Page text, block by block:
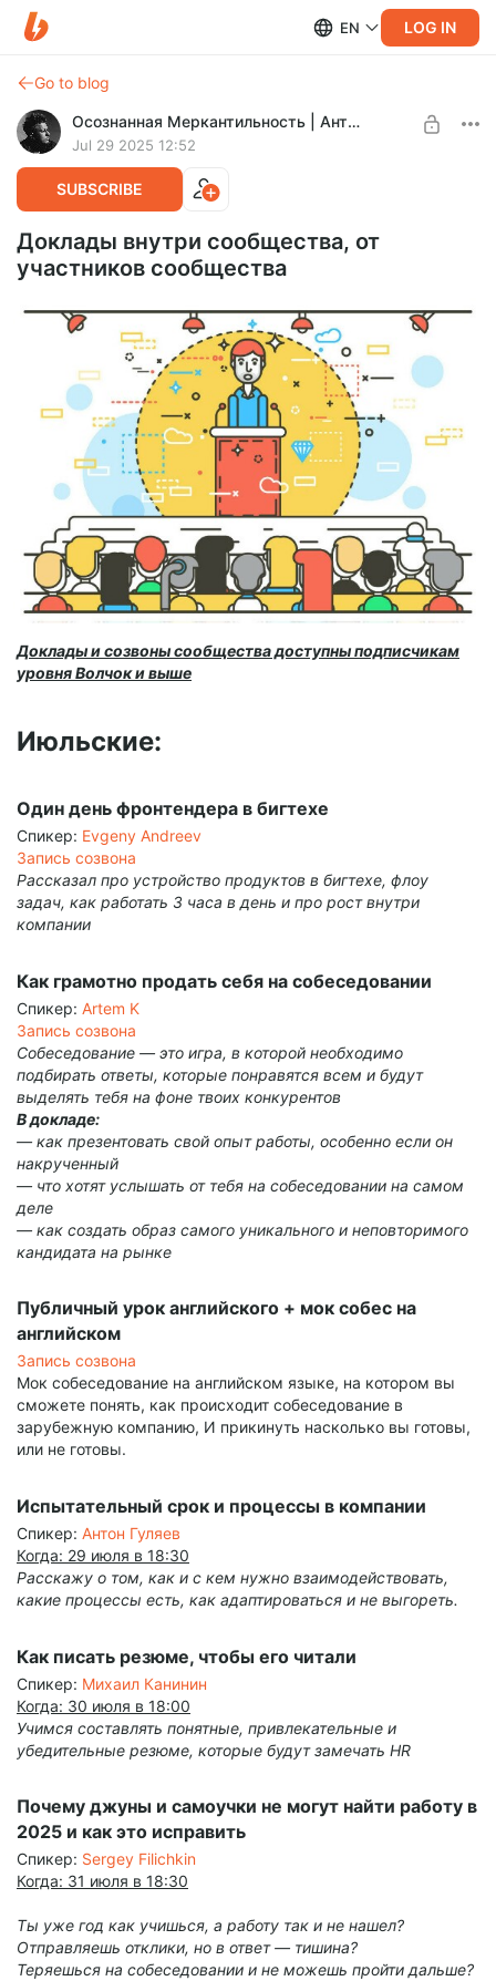
EN LOG IN
Go to blog
Осознанная Меркантильность | Антон Назаров
Jul 29 2025 12:52
SUBSCRIBE
Доклады внутри сообщества, от
участников сообщества
Доклады и созвоны сообщества доступны подписчикам
уровня Волчок и выше
Июльские:
Один день фронтендера в бигтехе
Спикер: Evgeny Andreev
Запись созвона
Рассказал про устройство продуктов в бигтехе, флоу
задач, как работать 3 часа в день и про рост внутри
компании
Как грамотно продать себя на собеседовании
Спикер: Artem K
Запись созвона
Собеседование — это игра, в которой необходимо
подбирать ответы, которые понравятся всем и будут
выделять тебя на фоне твоих конкурентов
В докладе:
— как презентовать свой опыт работы, особенно если он
накрученный
— что хотят услышать от тебя на собеседовании на самом
деле
— как создать образ самого уникального и неповторимого
кандидата на рынке
Публичный урок английского + мок собес на
английском
Запись созвона
Мок собеседование на английском языке, на котором вы
сможете понять, как происходит собеседование в
зарубежную компанию, И прикинуть насколько вы готовы,
или не готовы.
Испытательный срок и процессы в компании
Спикер: Антон Гуляев
Когда: 29 июля в 18:30
Расскажу о том, как и с кем нужно взаимодействовать,
какие процессы есть, как адаптироваться и не выгореть.
Как писать резюме, чтобы его читали
Спикер: Михаил Канинин
Когда: 30 июля в 18:00
Учимся составлять понятные, привлекательные и
убедительные резюме, которые будут замечать HR
Почему джуны и самоучки не могут найти работу в
2025 и как это исправить
Спикер: Sergey Filichkin
Когда: 31 июля в 18:30
Ты уже год как учишься, а работу так и не нашел?
Отправляешь отклики, но в ответ — тишина?
Теряешься на собеседовании и не можешь пройти дальше?